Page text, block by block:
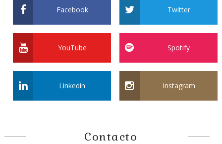
Facebook Twitter
YouTube Spotify
Linkedin Instagram
Contacto